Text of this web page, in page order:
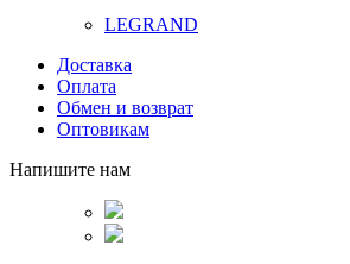
LEGRAND
Доставка
Оплата
Обмен и возврат
Оптовикам
Напишите нам